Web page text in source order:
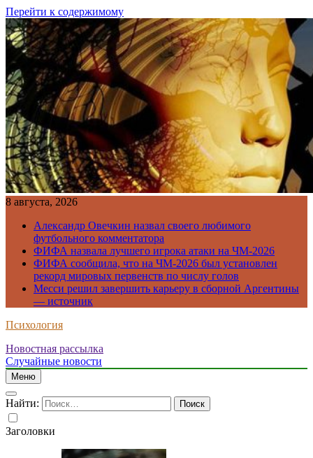
Перейти к содержимому
8 августа, 2026
Александр Овечкин назвал своего любимого
футбольного комментатора
ФИФА назвала лучшего игрока атаки на ЧМ-2026
ФИФА сообщила, что на ЧМ-2026 был установлен
рекорд мировых первенств по числу голов
Месси решил завершить карьеру в сборной Аргентины
— источник
Психология
Новостная рассылка
Случайные новости
Меню
Найти:
Заголовки